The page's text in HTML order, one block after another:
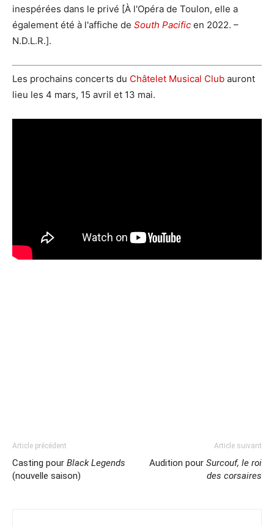
inespérées dans le privé [À l'Opéra de Toulon, elle a
également été à l'affiche de South Pacific en 2022. –
N.D.L.R.].
Les prochains concerts du Châtelet Musical Club auront
lieu les 4 mars, 15 avril et 13 mai.
Article précédent
Casting pour Black Legends
(nouvelle saison)
Article suivant
Audition pour Surcouf, le roi
des corsaires